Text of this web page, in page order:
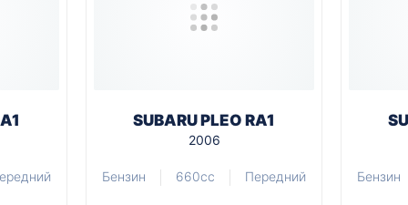
SUBARU PLEO RA1
2006
Бензин 660cc Передний Бензин